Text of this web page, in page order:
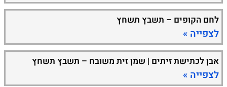
לחם הקופים – תשבץ תשחץ
לצפייה »
אבן לכתישת זיתים | שמן זית משובח – תשבץ תשחץ
לצפייה »